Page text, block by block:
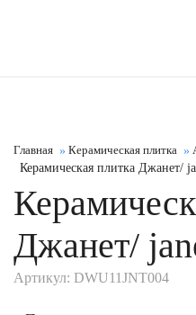
Главная Керамическая плитка
Керамическая плитка Джанет/
Джанет/
Артикул: DWU11JNT004